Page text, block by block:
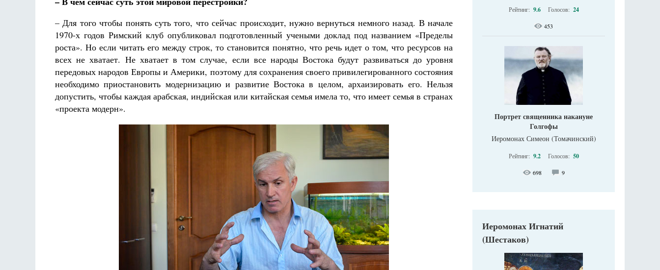
– Для того чтобы понять суть того, что сейчас происходит, нужно вернуться немного назад. В начале
1970-х годов Римский клуб опубликовал подготовленный учеными доклад под названием «Пределы
роста». Но если читать его между строк, то становится понятно, что речь идет о том, что ресурсов на
всех не хватает. Не хватает в том случае, если все народы Востока будут развиваться до уровня
передовых народов Европы и Америки, поэтому для сохранения своего привилегированного состояния
необходимо приостановить модернизацию и развитие Востока в целом, архаизировать его. Нельзя
допустить, чтобы каждая арабская, индийская или китайская семья имела то, что имеет семья в странах
«проекта модерн».
Рейтинг: 9.6 Голосов: 24
453
Портрет священника накануне
Голгофы
Иеромонах Симеон (Томачинский)
Рейтинг: 9.2 Голосов: 50
698 9
Иеромонах Игнатий
(Шестаков)